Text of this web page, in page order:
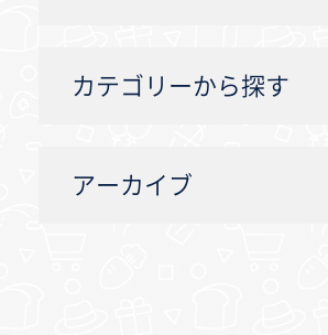
カテゴリーから探す
アーカイブ